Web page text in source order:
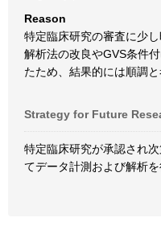
Reason
特定臨床研究の審査に少
解析法の改良やGVS条件
たため、結果的には順調と
Strategy for Future
特定臨床研究が承認され
てデータ計測および解析を